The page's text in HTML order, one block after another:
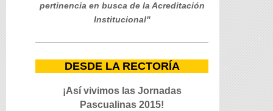
pertinencia en busca de la Acreditación
Institucional"
DESDE LA RECTORÍA
¡Así vivimos las Jornadas
Pascualinas 2015!